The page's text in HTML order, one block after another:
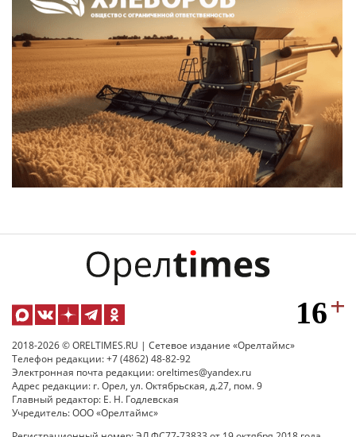
2018-2026 © ORELTIMES.RU | Сетевое издание «Орелтаймс»
Телефон редакции: +7 (4862) 48-82-92
Электронная почта редакции: oreltimes@yandex.ru
Адрес редакции: г. Орел, ул. Октябрьская, д.27, пом. 9
Главный редактор: Е. Н. Годлевская
Учредитель: ООО «Орелтаймс»